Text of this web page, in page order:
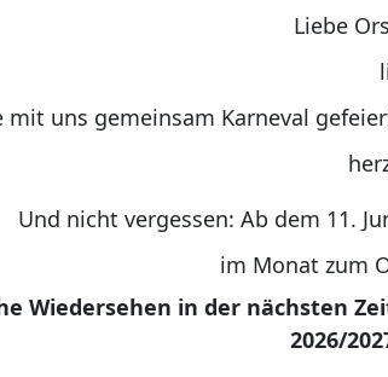
Liebe
mit uns gemeinsam Karneval
Und nicht vergessen: Ab dem 11.
im Monat zum
Wiedersehen in der nächsten
2026/